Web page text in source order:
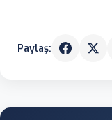
Paylaş: